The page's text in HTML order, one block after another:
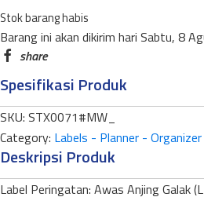
Stok barang habis
LMS-
05C
MEDIUM
WARNA
quantity
Barang ini akan dikirim hari Sabtu, 8
Spesifikasi Produk
SKU: STX0071#MW_
Category: Labels - Planner - Organizer
Deskripsi Produk
​Label Peringatan: Awas Anjing Galak